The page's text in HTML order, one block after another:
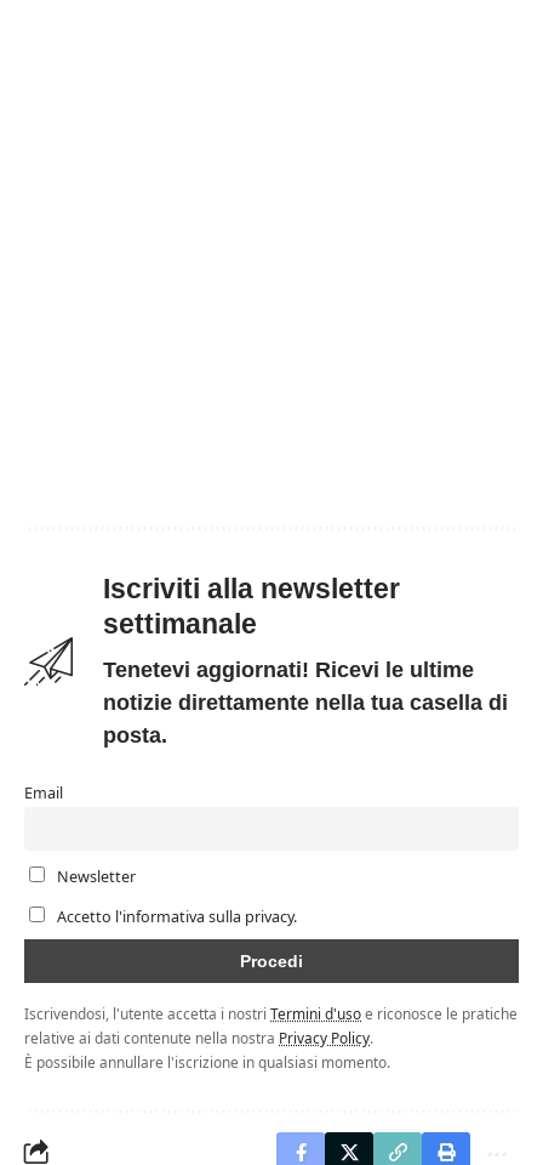
Iscriviti alla newsletter
settimanale
Tenetevi aggiornati! Ricevi le ultime
notizie direttamente nella tua casella di
posta.
Email
Newsletter
Accetto l'informativa sulla privacy.
Iscrivendosi, l'utente accetta i nostri Termini d'usoe riconosce le pratiche
relative ai dati contenute nella nostra Privacy Policy.
È possibile annullare l'iscrizione in qualsiasi momento.